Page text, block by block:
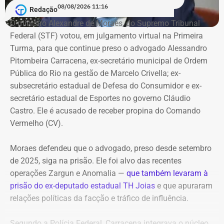
Vitor Hugo também é alvo de outra investigação. Em
julho, a Delegacia de Atendimento à Mulher (Deam) da
Zona Sul instaurou um inquérito após receber do
Ministério Público do Rio (MPRJ) uma notícia de fato que
apontava um possível estupro contra uma adolescente de
17 anos durante o pré-carnaval deste ano.
A investigação está em andamento e tramita sob sigilo.
que ocorreria na sexta-feira (07), foi adiada para a
próxima quinta-feira (13).
Com informações do portal “g1”.
Redação08/08/2026 11:16
O ministro Alexandre de Moraes, do Supremo Tribunal
Federal (STF) votou, em julgamento virtual na Primeira
Turma, para que continue preso o advogado Alessandro
Pitombeira Carracena, ex-secretário municipal de Ordem
Pública do Rio na gestão de Marcelo Crivella; ex-
subsecretário estadual de Defesa do Consumidor e ex-
secretário estadual de Esportes no governo Cláudio
Castro. Ele é acusado de receber propina do Comando
Vermelho (CV).
Moraes defendeu que o advogado, preso desde setembro
de 2025, siga na prisão. Ele foi alvo das recentes
operações Zargun e Anomalia — que também levaram à
prisão do ex-deputado estadual TH Joias e que apuraram
relações políticas da facção e tráfico de influência.